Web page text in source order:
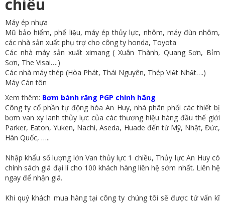
chiều
Máy ép nhựa
Mũ bảo hiểm, phế liệu, máy ép thủy lực, nhôm, máy đùn nhôm,
các nhà sản xuất phụ trợ cho công ty honda, Toyota
Các nhà máy sản xuất ximang ( Xuân Thành, Quang Sơn, Bỉm
Sơn, The Visai….)
Các nhà máy thép (Hòa Phát, Thái Nguyên, Thép Việt Nhật….)
Máy Cán tôn
​Xem thêm: Bơm bánh răng PGP chính hãng
Công ty cổ phần tự động hóa An Huy, nhà phân phối các thiết bị
bơm van xy lanh thủy lực của các thương hiệu hàng đầu thế giới
Parker, Eaton, Yuken, Nachi, Aseda, Huade đến từ Mỹ, Nhật, Đức,
Hàn Quốc, …..
Nhập khẩu số lượng lớn Van thủy lực 1 chiều, Thủy lực An Huy có
chính sách giá đại lí cho 100 khách hàng liên hệ sớm nhất. Liên hệ
ngay để nhận giá.
Khi quý khách mua hàng tại công ty chúng tôi sẽ được tứ vấn kĩ